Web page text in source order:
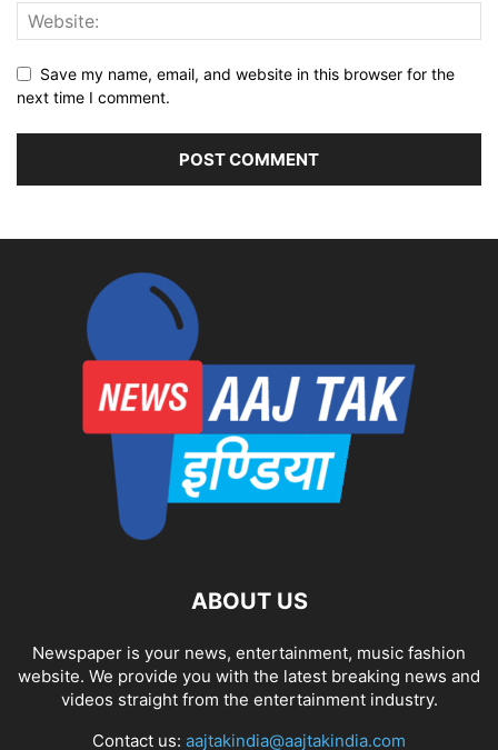
Save my name, email, and website in this browser for the
next time I comment.
ABOUT US
Newspaper is your news, entertainment, music fashion
website. We provide you with the latest breaking news and
videos straight from the entertainment industry.
Contact us: aajtakindia@aajtakindia.com